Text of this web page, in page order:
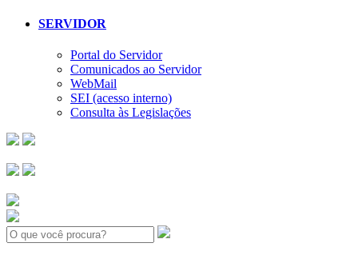
SERVIDOR
Portal do Servidor
Comunicados ao Servidor
WebMail
SEI (acesso interno)
Consulta às Legislações
Search: